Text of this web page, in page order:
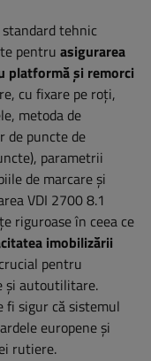
tehnic
pentru asigurarea
platformă și remorci
cu fixare pe roți,
metoda de
de puncte de
parametrii
de marcare și
VDI 2700 8.1
riguroase în ceea ce
imobilizării
pentru
și autoutilitare.
sigur că sistemul
europene și
rutiere.